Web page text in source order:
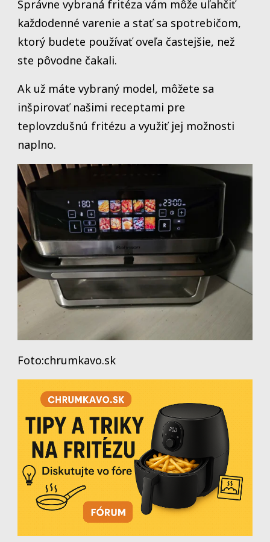
Správne vybraná fritéza vám môže uľahčiť
každodenné varenie a stať sa spotrebičom,
ktorý budete používať oveľa častejšie, než
ste pôvodne čakali.
Ak už máte vybraný model, môžete sa
inšpirovať našimi receptami pre
teplovzdušnú fritézu a využiť jej možnosti
naplno.
Foto:chrumkavo.sk